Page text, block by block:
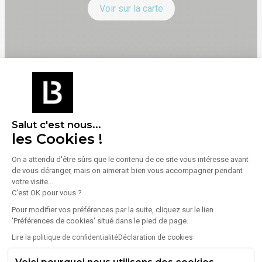
Salut c'est nous...
les Cookies !
On a attendu d'être sûrs que le contenu de ce site vous intéresse avant
de vous déranger, mais on aimerait bien vous accompagner pendant
votre visite...
C'est OK pour vous ?
Pour modifier vos préférences par la suite, cliquez sur le lien
'Préférences de cookies' situé dans le pied de page.
Lire la politique de confidentialitéDéclaration de cookies
Voir sur la carte
Transports
2 km (soit 3 min en voiture)
Croizat - Paul Bert
2 km (soit 3 min en voiture)
2 km (soit 3 min en voiture)
Venissy Frida Kahlo